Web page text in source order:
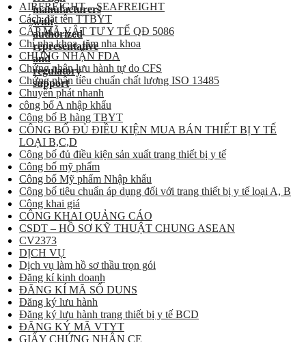
AIRFREIGHT – SEAFREIGHT
Cách đặt tên TTBYT
CẤP MÃ VẬT TƯ Y TẾ QĐ 5086
Chỉ nha khoa, tăm nha khoa
CHỨNG NHẬN FDA
Chứng nhận lưu hành tự do CFS
Chứng nhận tiêu chuẩn chất lượng ISO 13485
Chuyển phát nhanh
công bố A nhập khẩu
Công bố B hàng TBYT
CÔNG BỐ ĐỦ ĐIỀU KIỆN MUA BÁN THIẾT BỊ Y TẾ
LOẠI B,C,D
Công bố đủ điều kiện sản xuất trang thiết bị y tế
Công bố mỹ phẩm
Công bố Mỹ phẩm Nhập khẩu
Công bố tiêu chuẩn áp dụng đối với trang thiết bị y tế loại A, B
Công khai giá
CÔNG KHAI QUẢNG CÁO
CSDT – HỒ SƠ KỸ THUẬT CHUNG ASEAN
CV2373
DỊCH VỤ
Dịch vụ làm hồ sơ thầu trọn gói
Đăng kí kinh doanh
ĐĂNG KÍ MÃ SỐ DUNS
Đăng ký lưu hành
Đăng ký lưu hành trang thiết bị y tế BCD
ĐĂNG KÝ MÃ VTYT
GIẤY CHỨNG NHẬN CE